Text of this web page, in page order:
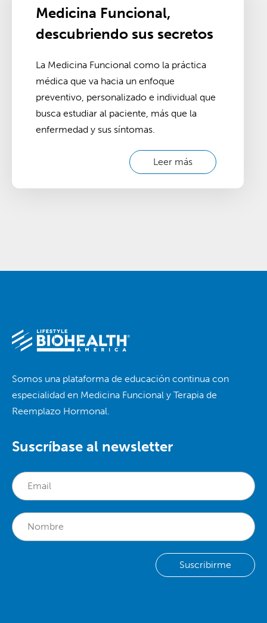
Medicina Funcional,
descubriendo sus secretos
La Medicina Funcional como la práctica
médica que va hacia un enfoque
preventivo, personalizado e individual que
busca estudiar al paciente, más que la
enfermedad y sus síntomas.
Leer más
Somos una plataforma de educación continua con
especialidad en Medicina Funcional y Terapia de
Reemplazo Hormonal.
Suscríbase al newsletter